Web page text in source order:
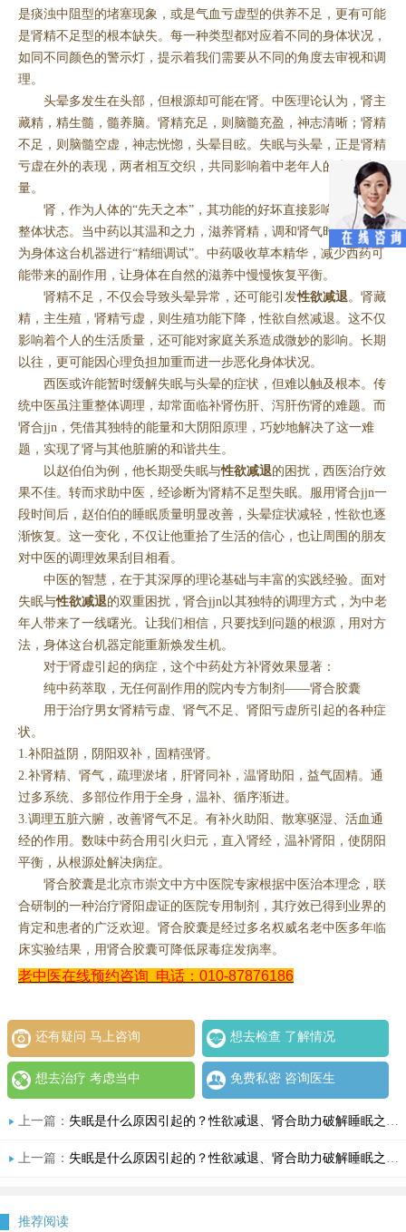
是痰浊中阻型的堵塞现象，或是气血亏虚型的供养不足，更有可能
是肾精不足型的根本缺失。每一种类型都对应着不同的身体状况，
如同不同颜色的警示灯，提示着我们需要从不同的角度去审视和调
理。
头晕多发生在头部，但根源却可能在肾。中医理论认为，肾主
藏精，精生髓，髓养脑。肾精充足，则脑髓充盈，神志清晰；肾精
不足，则脑髓空虚，神志恍惚，头晕目眩。失眠与头晕，正是肾精
亏虚在外的表现，两者相互交织，共同影响着中老年人的生活质
量。
肾，作为人体的“先天之本”，其功能的好坏直接影响着身体的
整体状态。当中药以其温和之力，滋养肾精，调和肾气时，便是在
为身体这台机器进行“精细调试”。中药吸收草本精华，减少西药可
能带来的副作用，让身体在自然的滋养中慢慢恢复平衡。
肾精不足，不仅会导致头晕异常，还可能引发性欲减退。肾藏
精，主生殖，肾精亏虚，则生殖功能下降，性欲自然减退。这不仅
影响着个人的生活质量，还可能对家庭关系造成微妙的影响。长期
以往，更可能因心理负担加重而进一步恶化身体状况。
西医或许能暂时缓解失眠与头晕的症状，但难以触及根本。传
统中医虽注重整体调理，却常面临补肾伤肝、泻肝伤肾的难题。而
肾合jjn，凭借其独特的能量和大阴阳原理，巧妙地解决了这一难
题，实现了肾与其他脏腑的和谐共生。
以赵伯伯为例，他长期受失眠与性欲减退的困扰，西医治疗效
果不佳。转而求助中医，经诊断为肾精不足型失眠。服用肾合jjn一
段时间后，赵伯伯的睡眠质量明显改善，头晕症状减轻，性欲也逐
渐恢复。这一变化，不仅让他重拾了生活的信心，也让周围的朋友
对中医的调理效果刮目相看。
中医的智慧，在于其深厚的理论基础与丰富的实践经验。面对
失眠与性欲减退的双重困扰，肾合jjn以其独特的调理方式，为中老
年人带来了一线曙光。让我们相信，只要找到问题的根源，用对方
法，身体这台机器定能重新焕发生机。
对于肾虚引起的病症，这个中药处方补肾效果显著：
纯中药萃取，无任何副作用的院内专方制剂——肾合胶囊
用于治疗男女肾精亏虚、肾气不足、肾阳亏虚所引起的各种症
状。
1.补阳益阴，阴阳双补，固精强肾。
2.补肾精、肾气，疏理淤堵，肝肾同补，温肾助阳，益气固精。通
过多系统、多部位作用于全身，温补、循序渐进。
3.调理五脏六腑，改善肾气不足。有补火助阳、散寒驱湿、活血通
经的作用。数味中药合用引火归元，直入肾经，温补肾阳，使阴阳
平衡，从根源处解决病症。
肾合胶囊是北京市崇文中方中医院专家根据中医治本理念，联
合研制的一种治疗肾阳虚证的医院专用制剂，其疗效已得到业界的
肯定和患者的广泛欢迎。肾合胶囊是经过多名权威名老中医多年临
床实验结果，用肾合胶囊可降低尿毒症发病率。
老中医在线预约咨询 电话：010-87876186
还有疑问 马上咨询 想去检查 了解情况
想去治疗 考虑当中 免费私密 咨询医生
上一篇： 失眠是什么原因引起的？性欲减退、肾合助力破解睡眠之谜
上一篇： 失眠是什么原因引起的？性欲减退、肾合助力破解睡眠之谜
推荐阅读